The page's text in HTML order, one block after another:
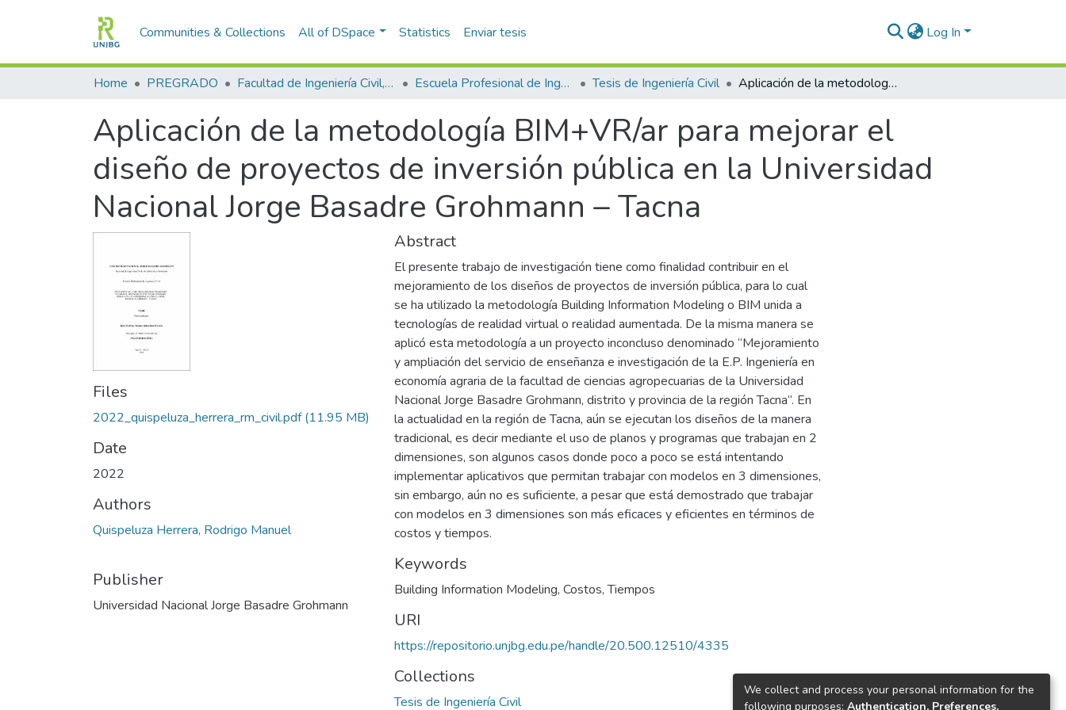
Communities & Collections All of DSpace Statistics Enviar tesis Log In
Home PREGRADO Facultad de Ingeniería Civil, Arquitectura y Geotecnia Escuela Profesional de Ingeniería Civil Tesis de Ingeniería Civil Aplicación de la metodología BIM+VR/ar para mejorar el diseño de proyectos de inversión pública en la Universidad Nacional Jorge Basadre Grohmann – Tacna
Aplicación de la metodología BIM+VR/ar para mejorar el
diseño de proyectos de inversión pública en la Universidad
Nacional Jorge Basadre Grohmann – Tacna
Files
2022_quispeluza_herrera_rm_civil.pdf(11.95 MB)
Date
2022
Authors
Quispeluza Herrera, Rodrigo Manuel
Publisher
Universidad Nacional Jorge Basadre Grohmann
Abstract
El presente trabajo de investigación tiene como finalidad contribuir en el
mejoramiento de los diseños de proyectos de inversión pública, para lo cual
se ha utilizado la metodología Building Information Modeling o BIM unida a
tecnologías de realidad virtual o realidad aumentada. De la misma manera se
aplicó esta metodología a un proyecto inconcluso denominado “Mejoramiento
y ampliación del servicio de enseñanza e investigación de la E.P. Ingeniería en
economía agraria de la facultad de ciencias agropecuarias de la Universidad
Nacional Jorge Basadre Grohmann, distrito y provincia de la región Tacna”. En
la actualidad en la región de Tacna, aún se ejecutan los diseños de la manera
tradicional, es decir mediante el uso de planos y programas que trabajan en 2
dimensiones, son algunos casos donde poco a poco se está intentando
implementar aplicativos que permitan trabajar con modelos en 3 dimensiones,
sin embargo, aún no es suficiente, a pesar que está demostrado que trabajar
con modelos en 3 dimensiones son más eficaces y eficientes en términos de
costos y tiempos.
Keywords
Building Information Modeling, Costos,Tiempos
URI
https://repositorio.unjbg.edu.pe/handle/20.500.12510/4335
Collections
Tesis de Ingeniería Civil
We collect and process your personal information for the
following purposes: Authentication, Preferences,